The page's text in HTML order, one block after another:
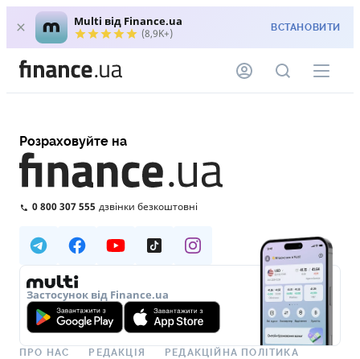
Multi від Finance.ua
(8,9K+) ВСТАНОВИТИ
Розраховуйте на
0 800 307 555 дзвінки безкоштовні
Застосунок від Finance.ua
ПРО НАС РЕДАКЦІЯ РЕДАКЦІЙНА ПОЛІТИКА